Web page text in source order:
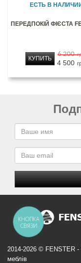
ЕСТЬ В
ПЕРЕДПОКІЙ ФІЄСТА
6 200
4 500
КУПИТЬ
2014-2026 © FENSTER -
меблів
КНОПКА
СВЯЗИ